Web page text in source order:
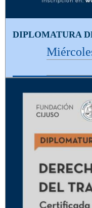
DIPLOMATURA